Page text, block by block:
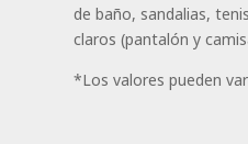
de baño, sandalias,
claros (pantalón y
*Los valores pueden